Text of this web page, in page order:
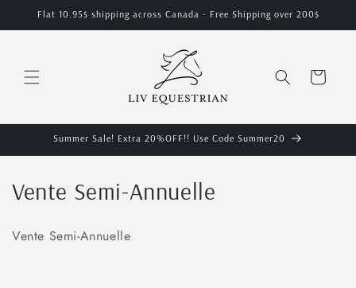
passer
au
Flat 10.95$ shipping across Canada - Free Shipping over 200$
Panier
Summer Sale! Extra 20%OFF!! Use Code Summer20
C
Vente Semi-Annuelle
Vente Semi-Annuelle